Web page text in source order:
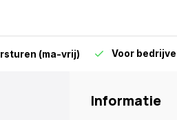
(ma-vrij) Voor
Informatie